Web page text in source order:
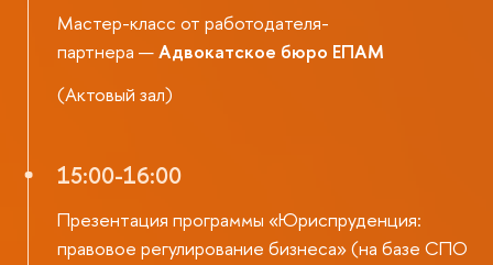
Мастер-класс от работодателя-
партнера —Адвокатское бюро ЕПАМ
(Актовый зал)
15:00-16:00
Презентация программы «Юриспруденция:
правовое регулирование бизнеса» (на базе СПО